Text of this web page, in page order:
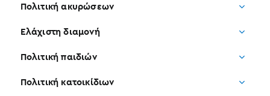
Πολιτική ακυρώσεων
Ελάχιστη διαμονή
Πολιτική παιδιών
Πολιτική κατοικίδιων